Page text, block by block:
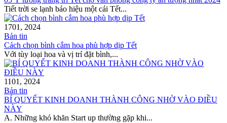
Tiết trời se lạnh báo hiệu một cái Tết...
1701, 2024
Bản tin
Cách chọn bình cắm hoa phù hợp dịp Tết
Với tùy loại hoa và vị trí đặt bình,...
1101, 2024
Bản tin
BÍ QUYẾT KINH DOANH THÀNH CÔNG NHỜ VÀO ĐIỀU
NÀY
A. Những khó khăn Start up thường gặp khi...